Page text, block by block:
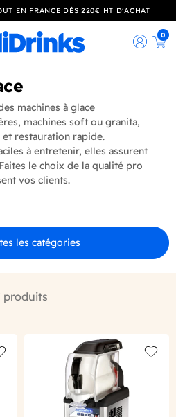
EN FRANCE DÈS 220€ HT D’ACHAT
0
machines à glace
machines soft ou granita,
restauration rapide.
à entretenir, elles assurent
le choix de la qualité pro
vos clients.
les catégories
produits
to wishlist